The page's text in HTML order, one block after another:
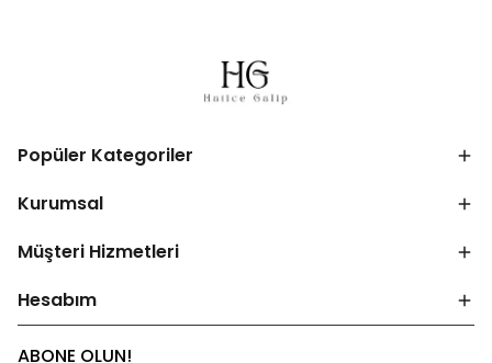
Popüler Kategoriler
Kurumsal
Müşteri Hizmetleri
Hesabım
ABONE OLUN!